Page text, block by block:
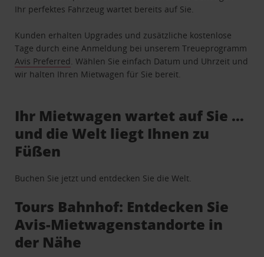
Ihr perfektes Fahrzeug wartet bereits auf Sie.
Kunden erhalten Upgrades und zusätzliche kostenlose
Tage durch eine Anmeldung bei unserem Treueprogramm
Avis Preferred . Wählen Sie einfach Datum und Uhrzeit und
wir halten Ihren Mietwagen für Sie bereit.
Ihr Mietwagen wartet auf Sie …
und die Welt liegt Ihnen zu
Füßen
Buchen Sie jetzt und entdecken Sie die Welt.
Tours Bahnhof: Entdecken Sie
Avis-Mietwagenstandorte in
der Nähe